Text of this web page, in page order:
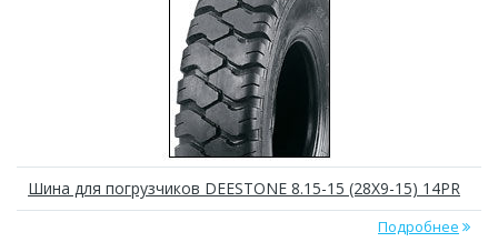
Шина для погрузчиков DEESTONE 8.15-15 (28X9-15) 14PR
Подробнее